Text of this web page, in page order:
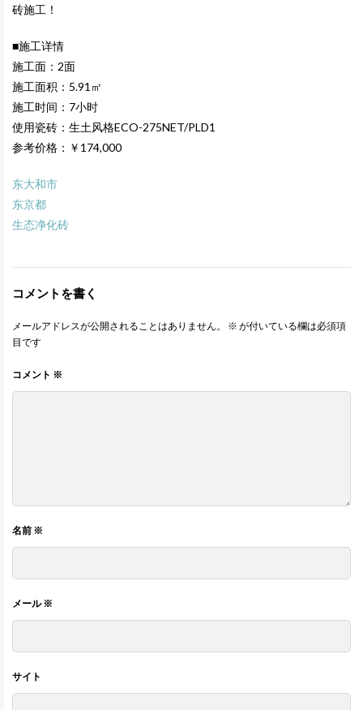
砖施工！
■施工详情
施工面：2面
施工面积：5.91㎡
施工时间：7小时
使用瓷砖：生土风格ECO-275NET/PLD1
参考价格：￥174,000
东大和市
东京都
生态净化砖
コメントを書く
メールアドレスが公開されることはありません。 ※ が付いている欄は必須項
目です
コメント ※
名前 ※
メール※
サイト